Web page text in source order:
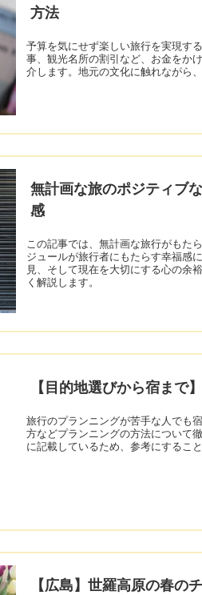
方法
予算を気にせず楽しい旅行を実現す
事、観光名所の割引など、お金をか
介します。地元の文化に触れながら
無計画な旅のポジティブ
感
この記事では、無計画な旅行がもた
ジュールが旅行者にもたらす幸福感
見、そして現在を大切にする心の余
く解説します。
【目的地選びから宿まで
旅行のプランニングが苦手な人でも
方などプランニングの方法について
に記載しているため、参考にするこ
【広島】世羅高原の春の